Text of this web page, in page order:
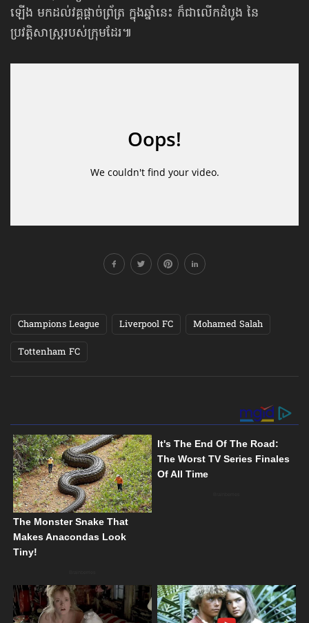
ឡើង មកដល់វគ្គផ្ដាច់ព្រ័ត្រ ក្នុងឆ្នាំនេះ ក៏ជាលើកដំបូង នៃ
ប្រវត្តិសាស្ត្ររបស់ក្រុមដែរ៕
Champions League Liverpool FC Mohamed Salah
Tottenham FC